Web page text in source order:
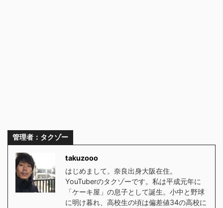
管理者：タクゾー
takuzooo
はじめまして。奈良出身大阪在住。
YouTuberのタクゾーです。私は平成元年に
「ケーキ屋」の息子として誕生。小中と野球
に明け暮れ、高校生の頃は偏差値34の高校に